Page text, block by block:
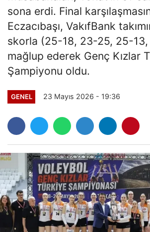
sona erdi. Final
Eczacıbaşı, VakıfBank
skorla (25-18, 23-25, 25-
mağlup ederek Genç Kızlar
Şampiyonu oldu.
GENEL 23 Mayıs 2026 - 19:36